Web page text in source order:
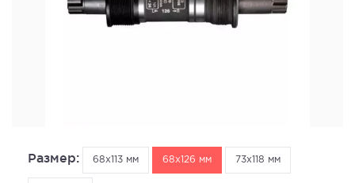
Размер: 68x113 мм 68x126 мм 73x118 мм